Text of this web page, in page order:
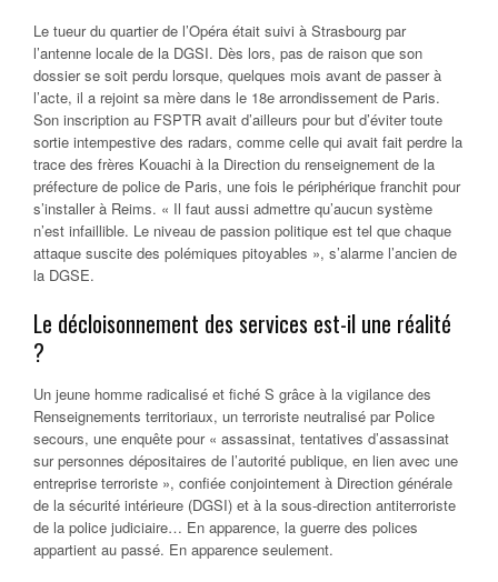
Le tueur du quartier de l’Opéra était suivi à Strasbourg par
l’antenne locale de la DGSI. Dès lors, pas de raison que son
dossier se soit perdu lorsque, quelques mois avant de passer à
l’acte, il a rejoint sa mère dans le 18e arrondissement de Paris.
Son inscription au FSPTR avait d’ailleurs pour but d’éviter toute
sortie intempestive des radars, comme celle qui avait fait perdre la
trace des frères Kouachi à la Direction du renseignement de la
préfecture de police de Paris, une fois le périphérique franchit pour
s’installer à Reims. « Il faut aussi admettre qu’aucun système
n’est infaillible. Le niveau de passion politique est tel que chaque
attaque suscite des polémiques pitoyables », s’alarme l’ancien de
la DGSE.
Le décloisonnement des services est-il une réalité
?
Un jeune homme radicalisé et fiché S grâce à la vigilance des
Renseignements territoriaux, un terroriste neutralisé par Police
secours, une enquête pour « assassinat, tentatives d’assassinat
sur personnes dépositaires de l’autorité publique, en lien avec une
entreprise terroriste », confiée conjointement à Direction générale
de la sécurité intérieure (DGSI) et à la sous-direction antiterroriste
de la police judiciaire… En apparence, la guerre des polices
appartient au passé. En apparence seulement.